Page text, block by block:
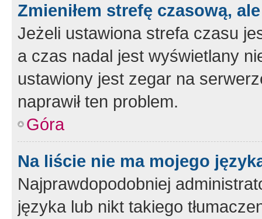
Zmieniłem strefę czasową,
Jeżeli ustawiona strefa czasu
a czas nadal jest wyświetlany
ustawiony jest zegar na
naprawił ten problem.
Góra
Na liście nie ma mojego
Najprawdopodobniej
języka lub nikt takiego